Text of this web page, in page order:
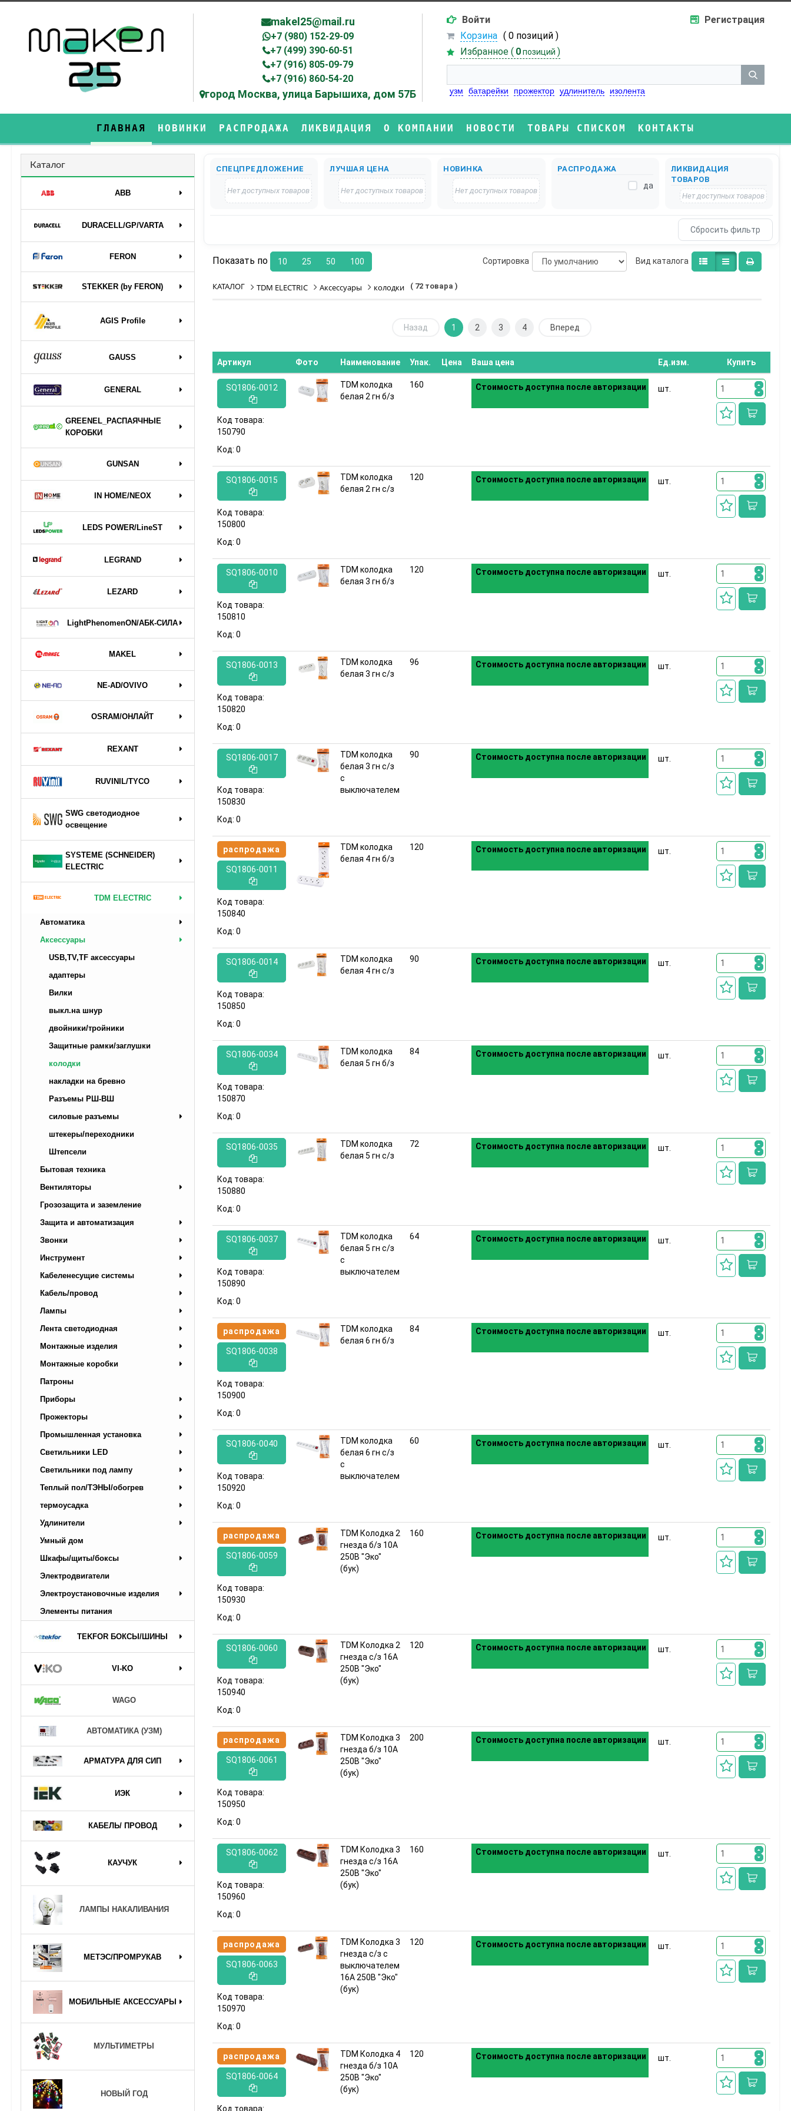
makel25@mail.ru
+7 (980) 152-29-09
+7 (499) 390-60-51
+7 (916) 805-09-79
+7 (916) 860-54-20
город Москва, улица Барышиха, дом 57Б
Войти
Регистрация
Корзина ( 0 позиций )
Избранное ( 0 позиций )
узм батарейки прожектор удлинитель изолента
ГЛАВНАЯ НОВИНКИ РАСПРОДАЖА ЛИКВИДАЦИЯ О КОМПАНИИ НОВОСТИ ТОВАРЫ СПИСКОМ КОНТАКТЫ
Каталог
ABB
DURAСELL/GP/VARTA
FERON
STEKKER (by FERON)
AGIS Profile
GAUSS
GENERAL
GREENEL_РАСПАЯЧНЫЕ
КОРОБКИ
GUNSAN
IN HOME/NEOX
LEDS POWER/LineST
LEGRAND
LEZARD
LightPhenomenON/АБК-СИЛА
MAKEL
NE-AD/OVIVO
OSRAM/ОНЛАЙТ
REXANT
RUVINIL/TYCO
SWG светодиодное
освещение
SYSTEME (SCHNEIDER)
ELECTRIC
TDM ELECTRIC
Автоматика
Аксессуары
USB,TV,TF аксессуары
адаптеры
Вилки
выкл.на шнур
двойники/тройники
Защитные рамки/заглушки
колодки
накладки на бревно
Разъемы РШ-ВШ
силовые разъемы
штекеры/переходники
Штепсели
Бытовая техника
Вентиляторы
Грозозащита и заземление
Защита и автоматизация
Звонки
Инструмент
Кабеленесущие системы
Кабель/провод
Лампы
Лента светодиодная
Монтажные изделия
Монтажные коробки
Патроны
Приборы
Прожекторы
Промышленная установка
Светильники LED
Светильники под лампу
Теплый пол/ТЭНЫ/обогрев
термоусадка
Удлинители
Умный дом
Шкафы/щиты/боксы
Электродвигатели
Электроустановочные изделия
Элементы питания
TEKFOR БОКСЫ/ШИНЫ
VI-KO
WAGO
АВТОМАТИКА (УЗМ)
АРМАТУРА ДЛЯ СИП
ИЭК
КАБЕЛЬ/ ПРОВОД
КАУЧУК
ЛАМПЫ НАКАЛИВАНИЯ
МЕТЭС/ПРОМРУКАВ
МОБИЛЬНЫЕ АКСЕССУАРЫ
МУЛЬТИМЕТРЫ
НОВЫЙ ГОД
СПЕЦПРЕДЛОЖЕНИЕ
Нет доступных товаров
ЛУЧШАЯ ЦЕНА
Нет доступных товаров
НОВИНКА
Нет доступных товаров
РАСПРОДАЖА
да
ЛИКВИДАЦИЯ
ТОВАРОВ
Нет доступных товаров
Показать по 10 25 50 100 Bид каталога
Сортировка
КАТАЛОГ TDM ELECTRIC Аксессуары колодки ( 72 товара )
Назад 1 2 3 4 Вперед
Артикул Фото Наименование Упак. Цена Ваша цена Ед.изм. Купить
SQ1806-0012
Код товара:
150790
Код: 0
TDM колодка
белая 2 гн б/з
160 Стоимость доступна после авторизации шт.
SQ1806-0015
Код товара:
150800
Код: 0
TDM колодка
белая 2 гн с/з
120 Стоимость доступна после авторизации шт.
SQ1806-0010
Код товара:
150810
Код: 0
TDM колодка
белая 3 гн б/з
120 Стоимость доступна после авторизации шт.
SQ1806-0013
Код товара:
150820
Код: 0
TDM колодка
белая 3 гн с/з
96 Стоимость доступна после авторизации шт.
SQ1806-0017
Код товара:
150830
Код: 0
TDM колодка
белая 3 гн с/з
с
выключателем
90 Стоимость доступна после авторизации шт.
распродажа
SQ1806-0011
Код товара:
150840
Код: 0
TDM колодка
белая 4 гн б/з
120 Стоимость доступна после авторизации шт.
SQ1806-0014
Код товара:
150850
Код: 0
TDM колодка
белая 4 гн с/з
90 Стоимость доступна после авторизации шт.
SQ1806-0034
Код товара:
150870
Код: 0
TDM колодка
белая 5 гн б/з
84 Стоимость доступна после авторизации шт.
SQ1806-0035
Код товара:
150880
Код: 0
TDM колодка
белая 5 гн с/з
72 Стоимость доступна после авторизации шт.
SQ1806-0037
Код товара:
150890
Код: 0
TDM колодка
белая 5 гн с/з
с
выключателем
64 Стоимость доступна после авторизации шт.
распродажа
SQ1806-0038
Код товара:
150900
Код: 0
TDM колодка
белая 6 гн б/з
84 Стоимость доступна после авторизации шт.
SQ1806-0040
Код товара:
150920
Код: 0
TDM колодка
белая 6 гн с/з
с
выключателем
60 Стоимость доступна после авторизации шт.
распродажа
SQ1806-0059
Код товара:
150930
Код: 0
TDM Колодка 2
гнезда б/з 10А
250В "Эко"
(бук)
160 Стоимость доступна после авторизации шт.
SQ1806-0060
Код товара:
150940
Код: 0
TDM Колодка 2
гнезда с/з 16А
250В "Эко"
(бук)
120 Стоимость доступна после авторизации шт.
распродажа
SQ1806-0061
Код товара:
150950
Код: 0
TDM Колодка 3
гнезда б/з 10А
250В "Эко"
(бук)
200 Стоимость доступна после авторизации шт.
SQ1806-0062
Код товара:
150960
Код: 0
TDM Колодка 3
гнезда с/з 16А
250В "Эко"
(бук)
160 Стоимость доступна после авторизации шт.
распродажа
SQ1806-0063
Код товара:
150970
Код: 0
TDM Колодка 3
гнезда с/з с
выключателем
16А 250В "Эко"
(бук)
120 Стоимость доступна после авторизации шт.
распродажа
SQ1806-0064
Код товара:
TDM Колодка 4
гнезда б/з 10А
250В "Эко"
(бук)
120 Стоимость доступна после авторизации шт.